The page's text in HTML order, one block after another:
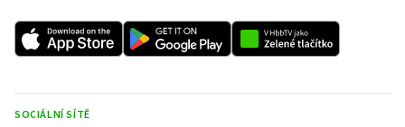
SOCIÁLNÍ SÍTĚ